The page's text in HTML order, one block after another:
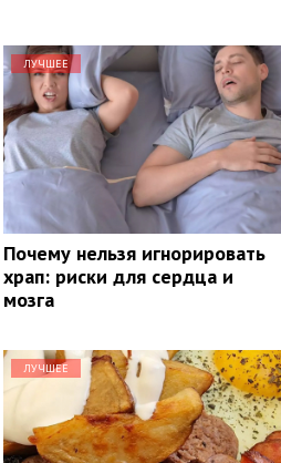
ЛУЧШЕЕ
Почему нельзя игнорировать
храп: риски для сердца и
мозга
ЛУЧШЕЕ